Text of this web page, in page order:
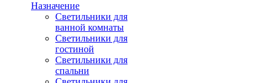
Назначение
Светильники для
ванной комнаты
Светильники для
гостиной
Светильники для
спальни